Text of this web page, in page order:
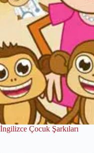
İngilizce Çocuk Şarkıları